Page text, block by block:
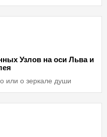
Узлов на оси Льва и
или о зеркале души